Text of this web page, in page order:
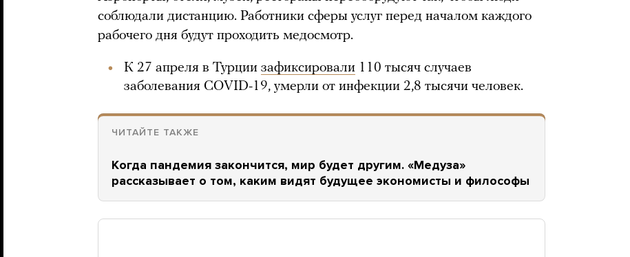
соблюдали дистанцию. Работники сферы услуг перед началом каждого
рабочего дня будут проходить медосмотр.
К 27 апреля в Турции зафиксировали 110 тысяч случаев
заболевания COVID-19, умерли от инфекции 2,8 тысячи человек.
ЧИТАЙТЕ ТАКЖЕ
Когда пандемия закончится, мир будет другим. «Медуза»
рассказывает о том, каким видят будущее экономисты и философы